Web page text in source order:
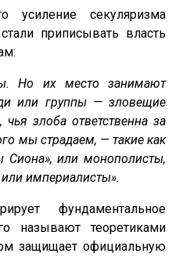
усиление секуляризма
приписывать власть
Но их место занимают
или группы — зловещие
злоба ответственна за
мы страдаем, — такие как
Сиона», или монополисты,
империалисты».
фундаментальное
называют теоретиками
защищает официальную